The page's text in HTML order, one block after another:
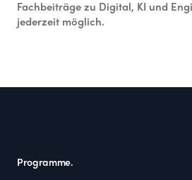
Fachbeiträge zu Digital, KI und
jederzeit möglich.
Programme.